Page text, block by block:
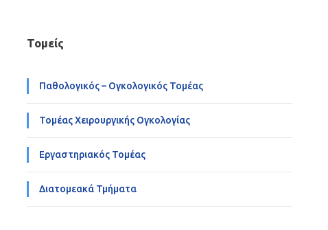
Τομείς
Παθολογικός – Ογκολογικός Τομέας
Τομέας Χειρουργικής Ογκολογίας
Εργαστηριακός Τομέας
Διατομεακά Τμήματα